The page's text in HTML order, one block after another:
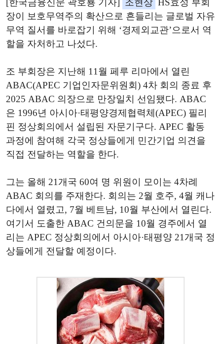
[한국금융신문 곽호룡 기자] 조현상 HS효성 부회
장이 보호무역주의 확산으로 흔들리는 글로벌 자유
무역 질서를 바로잡기 위해 ‘경제외교관’으로서 역
할을 자처하고 나섰다.
조 부회장은 지난해 11월 페루 리마에서 열린
ABAC(APEC 기업인자문위원회) 4차 회의 종료 후
2025 ABAC 의장으로 만장일치 선임됐다. ABAC
은 1996년 아시아·태평양경제협력체(APEC) 필리
핀 정상회의에서 설립된 자문기구다. APEC 활동
과정에 참여해 각국 정상들에게 민간기업 의견을
직접 전달하는 역할을 한다.
그는 올해 21개국 60여 명 위원이 모이는 4차례
ABAC 회의를 주재한다. 회의는 2월 호주, 4월 캐나
다에서 열렸고, 7월 베트남, 10월 부산에서 열린다.
여기서 도출한 ABAC 건의문을 10월 경주에서 열
리는 APEC 정상회의에서 아시아·태평양 21개국 정
상들에게 전달할 예정이다.